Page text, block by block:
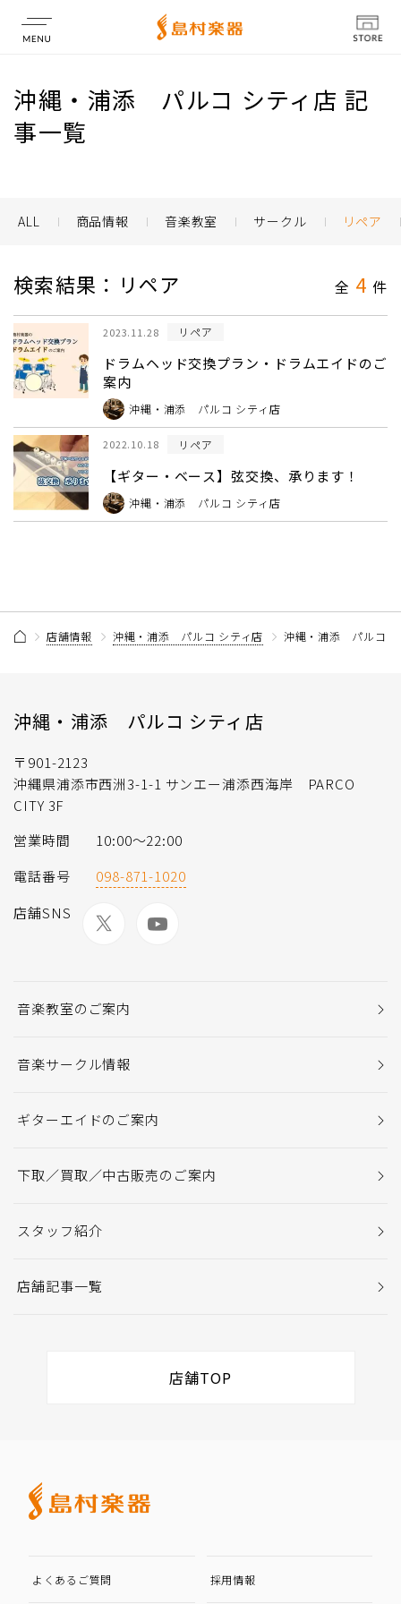
店舗情報
沖縄・浦添 パルコ シティ店 記
事一覧
ALL 商品情報 音楽教室 サークル リペア
検索結果：リペア 全 4 件
2023.11.28 リペア
ドラムヘッド交換プラン・ドラムエイドのご
案内
沖縄・浦添 パルコ シティ店
2022.10.18 リペア
【ギター・ベース】弦交換、承ります！
沖縄・浦添 パルコ シティ店
店舗情報 沖縄・浦添 パルコ シティ店 沖縄・浦添 パルコ
沖縄・浦添 パルコ シティ店
〒901-2123
沖縄県浦添市西洲3-1-1 サンエー浦添西海岸 PARCO
CITY 3F
営業時間
10:00〜22:00
電話番号
098-871-1020
店舗SNS
音楽教室のご案内
音楽サークル情報
ギターエイドのご案内
下取／買取／中古販売のご案内
スタッフ紹介
店舗記事一覧
店舗TOP
よくあるご質問 採用情報